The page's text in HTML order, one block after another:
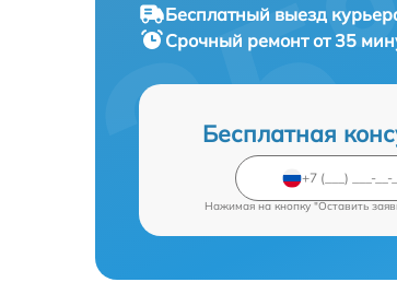
Бесплатный выезд
Срочный ремонтот 35
Бесплатная
Нажимая на кнопку "Оставить